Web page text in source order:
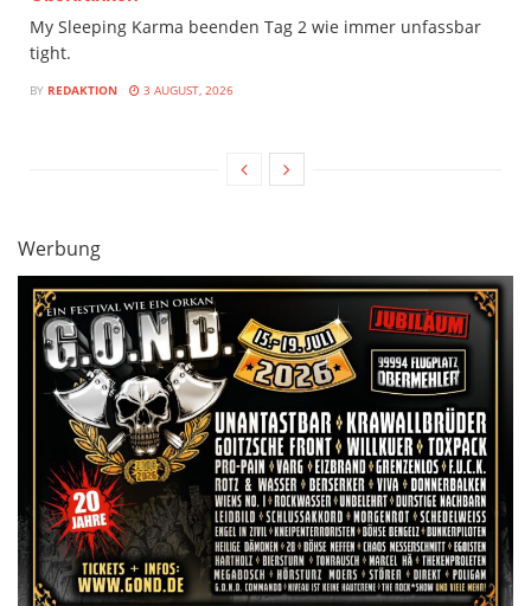
My Sleeping Karma beenden Tag 2 wie immer unfassbar
tight.
BY REDAKTION 3 AUGUST, 2026
Werbung